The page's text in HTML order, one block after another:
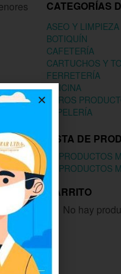
CATEGORÍAS
ASEO Y LIMPIEZA
BOTIQUÍN
CAFETERÍA
CARTUCHOS Y
FERRETERÍA
OFICINA
OTROS
PAPELERÍA
LISTA DE
PRODUCTOS
PRODUCTOS
CARRITO
No hay